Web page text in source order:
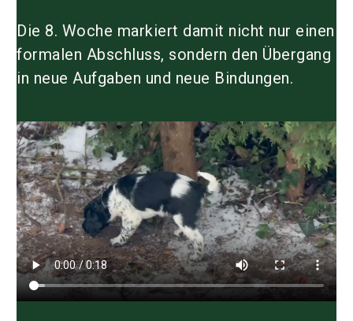
Die 8. Woche markiert damit nicht nur einen
formalen Abschluss, sondern den Übergang
in neue Aufgaben und neue Bindungen.